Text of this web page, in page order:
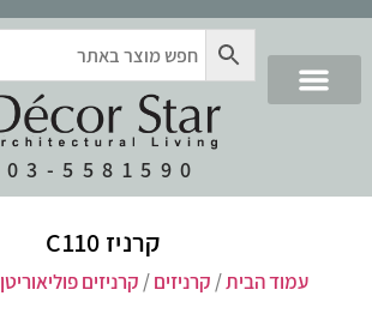
03-5581590
קרניז C110
עמוד הבית/ קרניזים/ קרניזים פוליאוריטן